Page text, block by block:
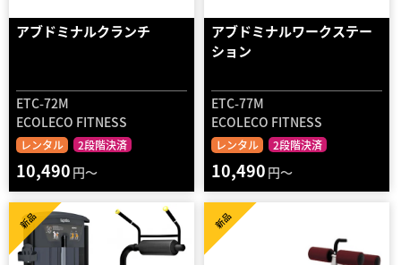
アブドミナルクランチ
ETC-72M
ECOLECO FITNESS
レンタル 2段階決済
10,490 円～
アブドミナルワークステー
ション
ETC-77M
ECOLECO FITNESS
レンタル 2段階決済
10,490 円～
新品 新品